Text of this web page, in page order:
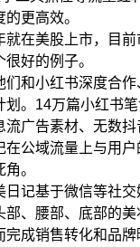
更高效。
就在美股上市，目
好的例子。
们和小红书深度合
划。14万篇小红书
流广告素材、无数
在公域流量上与用
。
日记基于微信等社
部、腰部、底部的
成销售转化和品牌